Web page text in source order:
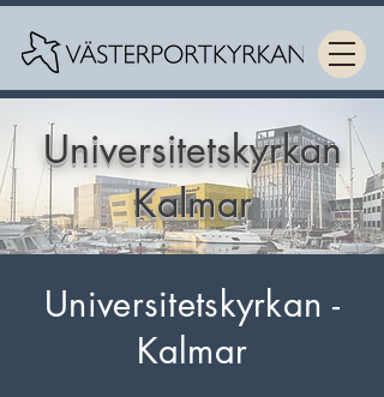
Universitetskyrkan
Kalmar
Universitetskyrkan -
Kalmar